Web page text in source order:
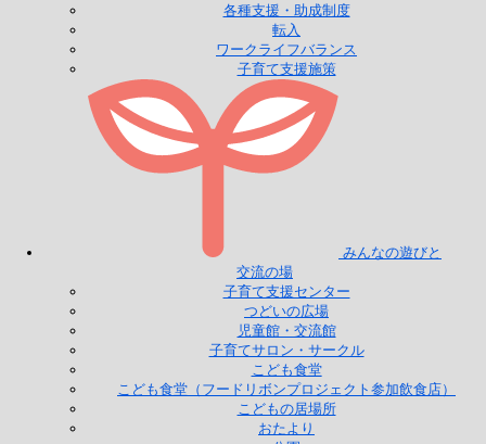
各種支援・助成制度
転入
ワークライフバランス
子育て支援施策
みんなの遊びと
交流の場
子育て支援センター
つどいの広場
児童館・交流館
子育てサロン・サークル
こども食堂
こども食堂（フードリボンプロジェクト参加飲食店）
こどもの居場所
おたより